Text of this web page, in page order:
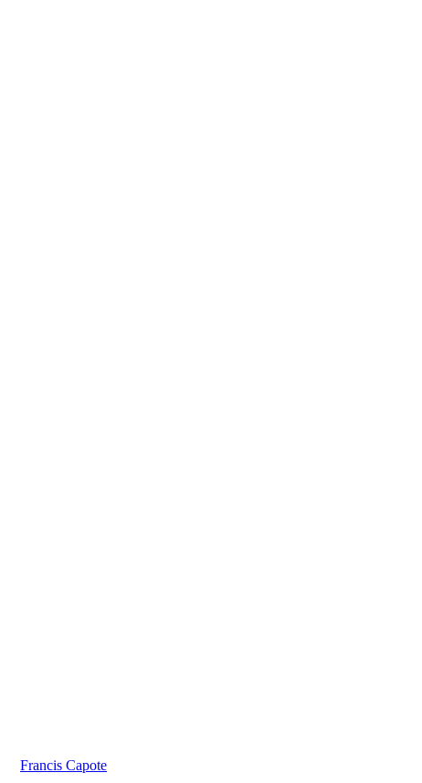
Francis Capote